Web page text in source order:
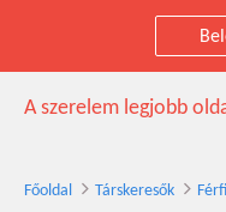
ISTIREN
A szerelem legjobb
Főoldal Társkeresők Férfi